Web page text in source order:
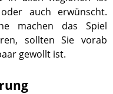
auch erwünscht.
machen das Spiel
sollten Sie vorab
gewollt ist.